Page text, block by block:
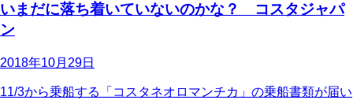
いまだに落ち着いていないのかな？ コスタジャパ
ン
2018年10月29日
11/3から乗船する「コスタネオロマンチカ」の乗船書類が届い